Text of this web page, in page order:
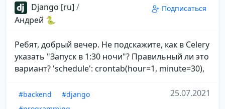
Django [ru] /
Андрей 🐍
Подписаться
Ребят, добрый вечер. Не подскажите, как в Celery
указать "Запуск в 1:30 ночи"? Правильный ли это
вариант? 'schedule': crontab(hour=1, minute=30),
#backend
#django
25.07.2021